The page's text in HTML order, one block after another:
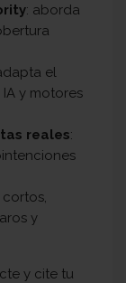
: aborda
el
y motores
reales:
y
y cite tu